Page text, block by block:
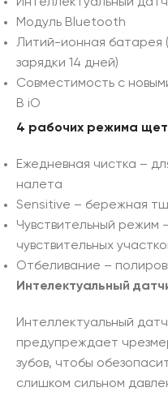
Модуль Bluetooth
Литий-ионная батарея
зарядки 14 дней)
Совместимость с
B iO
4 рабочих режима
Ежедневная чистка –
налета
Sensitive – бережная
Чувствительный режим
чувствительных
Отбеливание –
Интелектуальный
Интеллектуальный
предупреждает
зубов, чтобы
слишком сильном